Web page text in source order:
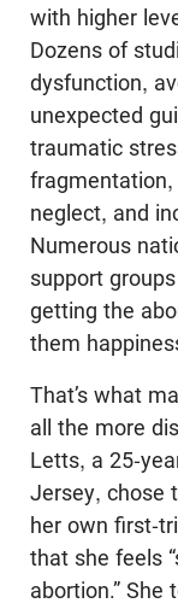
with higher
Dozens of
dysfunction,
unexpected
traumatic
fragmentation,
neglect, and
Numerous
support
getting the
them
That’s what
all the more
Letts, a 25-
Jersey, chose
her own first-
that she feels
abortion.” She